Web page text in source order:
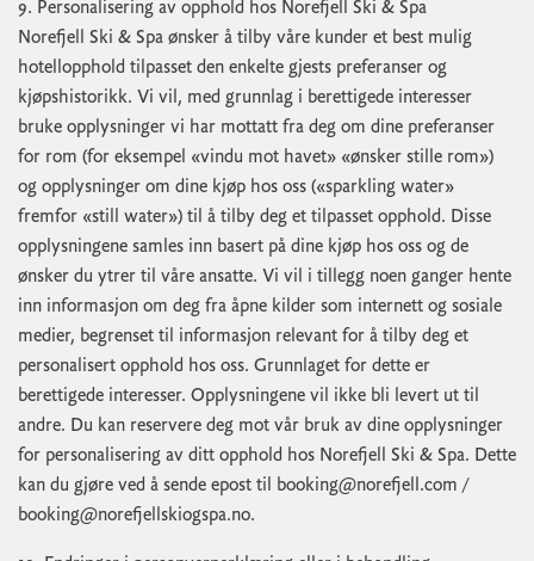
9. Personalisering av opphold hos Norefjell Ski & Spa
Norefjell Ski & Spa ønsker å tilby våre kunder et best mulig
hotellopphold tilpasset den enkelte gjests preferanser og
kjøpshistorikk. Vi vil, med grunnlag i berettigede interesser
bruke opplysninger vi har mottatt fra deg om dine preferanser
for rom (for eksempel «vindu mot havet» «ønsker stille rom»)
og opplysninger om dine kjøp hos oss («sparkling water»
fremfor «still water») til å tilby deg et tilpasset opphold. Disse
opplysningene samles inn basert på dine kjøp hos oss og de
ønsker du ytrer til våre ansatte. Vi vil i tillegg noen ganger hente
inn informasjon om deg fra åpne kilder som internett og sosiale
medier, begrenset til informasjon relevant for å tilby deg et
personalisert opphold hos oss. Grunnlaget for dette er
berettigede interesser. Opplysningene vil ikke bli levert ut til
andre. Du kan reservere deg mot vår bruk av dine opplysninger
for personalisering av ditt opphold hos Norefjell Ski & Spa. Dette
kan du gjøre ved å sende epost til booking@norefjell.com /
booking@norefjellskiogspa.no.